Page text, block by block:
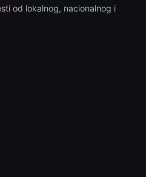
od lokalnog, nacionalnog i